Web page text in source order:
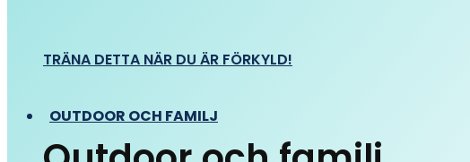
TRÄNA DETTA NÄR DU ÄR FÖRKYLD!
OUTDOOR OCH FAMILJ